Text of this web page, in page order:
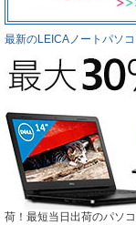
最新のLEICAノートパソ
荷！最短当日出荷のパソコ